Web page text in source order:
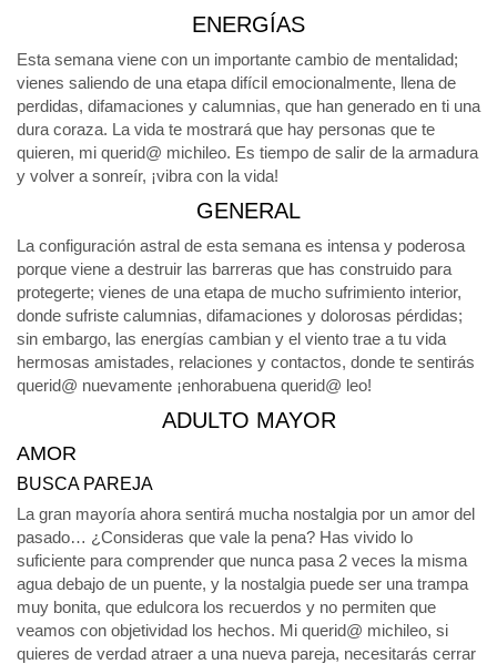
ENERGÍAS
Esta semana viene con un importante cambio de mentalidad;
vienes saliendo de una etapa difícil emocionalmente, llena de
perdidas, difamaciones y calumnias, que han generado en ti una
dura coraza. La vida te mostrará que hay personas que te
quieren, mi querid@ michileo. Es tiempo de salir de la armadura
y volver a sonreír, ¡vibra con la vida!
GENERAL
La configuración astral de esta semana es intensa y poderosa
porque viene a destruir las barreras que has construido para
protegerte; vienes de una etapa de mucho sufrimiento interior,
donde sufriste calumnias, difamaciones y dolorosas pérdidas;
sin embargo, las energías cambian y el viento trae a tu vida
hermosas amistades, relaciones y contactos, donde te sentirás
querid@ nuevamente ¡enhorabuena querid@ leo!
ADULTO MAYOR
AMOR
BUSCA PAREJA
La gran mayoría ahora sentirá mucha nostalgia por un amor del
pasado… ¿Consideras que vale la pena? Has vivido lo
suficiente para comprender que nunca pasa 2 veces la misma
agua debajo de un puente, y la nostalgia puede ser una trampa
muy bonita, que edulcora los recuerdos y no permiten que
veamos con objetividad los hechos. Mi querid@ michileo, si
quieres de verdad atraer a una nueva pareja, necesitarás cerrar